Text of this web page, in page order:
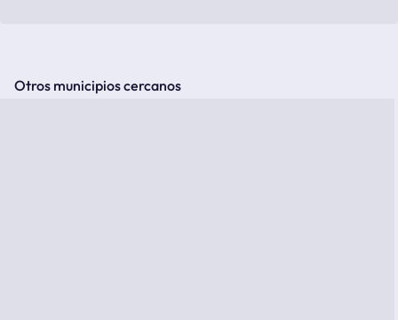
Otros municipios cercanos